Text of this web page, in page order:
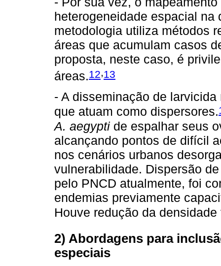
heterogeneidade espacial
metodologia utiliza métodos
áreas que acumulam casos
proposta, neste caso, é
áreas.12,13
- A disseminação de
que atuam como dispersores.
A. aegypti de espalhar seus
alcançando pontos de difícil
nos cenários urbanos
vulnerabilidade. Dispersão
pelo PNCD atualmente, foi
endemias previamente
Houve redução da
2) Abordagens para
especiais